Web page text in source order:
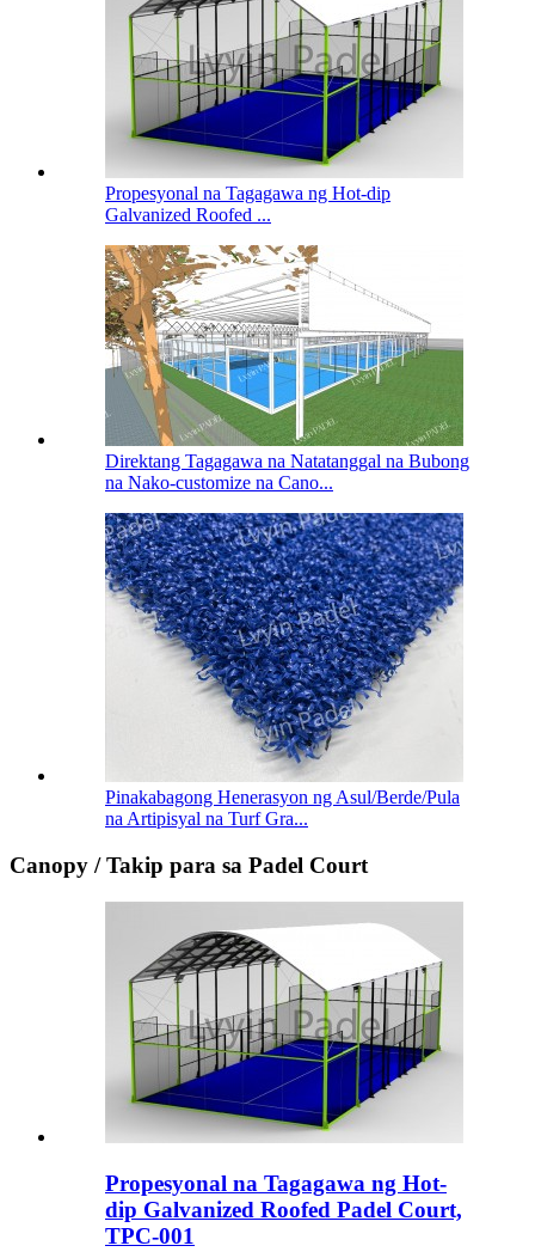
Propesyonal na Tagagawa ng Hot-dip
Galvanized Roofed ...
Direktang Tagagawa na Natatanggal na Bubong
na Nako-customize na Cano...
Pinakabagong Henerasyon ng Asul/Berde/Pula
na Artipisyal na Turf Gra...
Canopy / Takip para sa Padel Court
Propesyonal na Tagagawa ng Hot-
dip Galvanized Roofed Padel Court,
TPC-001